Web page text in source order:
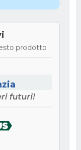
prodotto
futuri!